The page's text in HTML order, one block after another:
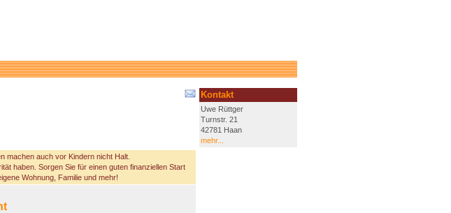
machen auch vor Kindern nicht Halt.
haben. Sorgen Sie für einen guten finanziellen Start
Wohnung, Familie und mehr!
Kontakt
Uwe Rüttger
Turnstr. 21
42781 Haan
mehr...